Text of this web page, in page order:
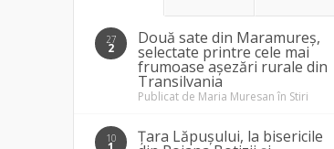
27
2
Două sate din Maramureș,
selectate printre cele mai
frumoase așezări rurale din
Transilvania
Publicat de Maria Muresan în Stiri
10 Țara Lăpușului, la bisericile